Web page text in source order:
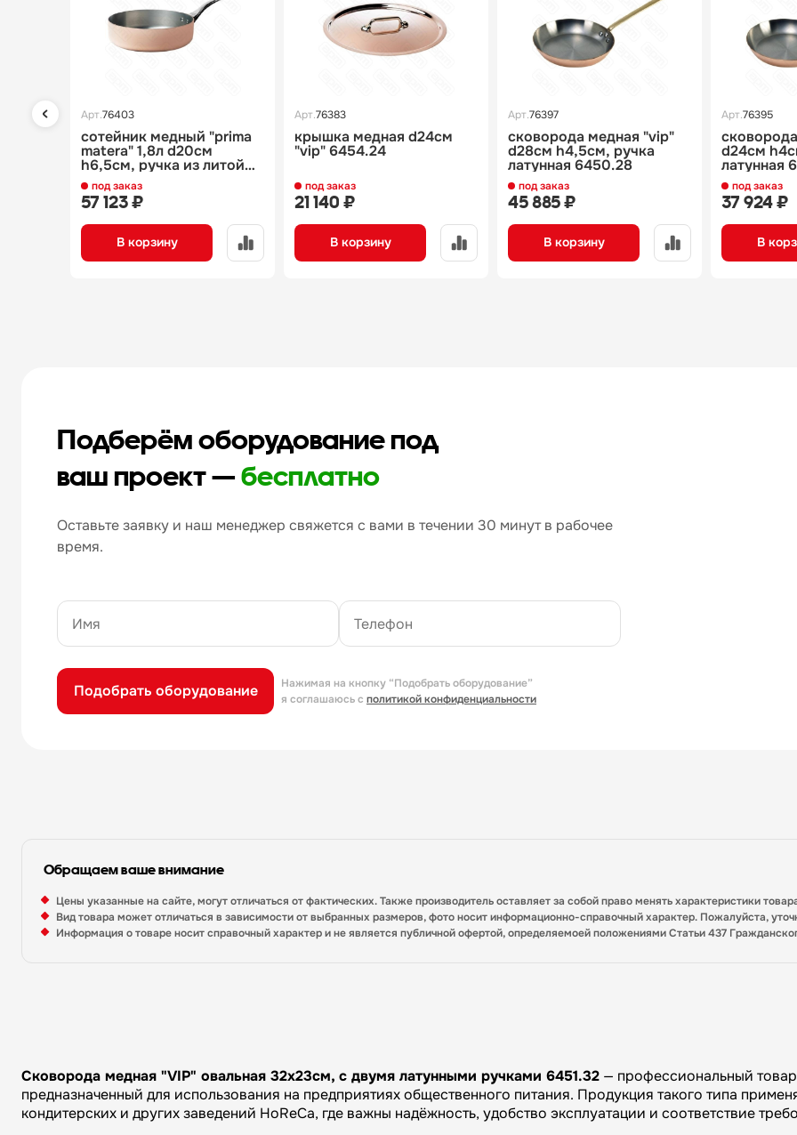
Арт.76403
сотейник медный "prima
matera" 1,8л d20см
h6,5см, ручка из литой
нержавеющей стали
6230.20
под заказ
57 123 ₽
В корзину
Арт.76383
крышка медная d24см
"vip" 6454.24
под заказ
21 140 ₽
В корзину
Арт.76397
сковорода медная "vip"
d28см h4,5см, ручка
латунная 6450.28
под заказ
45 885 ₽
В корзину
Арт.76395
d24см
латунная
под заказ
37 924 ₽
В
Подберём оборудование под
ваш проект —бесплатно
Оставьте заявку и наш менеджер свяжется с вами в течении 30 минут в рабочее
время.
Подобрать оборудование
Нажимая на кнопку “Подобрать оборудование”
я соглашаюсь с политикой конфиденциальности
Обращаем ваше внимание
Цены указанные на сайте, могут отличаться от фактических. Также производитель оставляет за собой право менять характеристики
Вид товара может отличаться в зависимости от выбранных размеров, фото носит информационно-справочный характер. Пожалуйста,
Информация о товаре носит справочный характер и не является публичной офертой, определяемоей положениями Статьи 437
Сковорода медная "VIP" овальная 32х23см, с двумя латунными ручками 6451.32 — профессиональный товар
предназначенный для использования на предприятиях общественного питания. Продукция такого типа
кондитерских и других заведений HoReCa, где важны надёжность, удобство эксплуатации и соответствие